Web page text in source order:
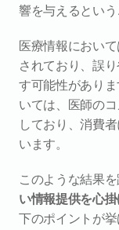
響を与えるという
医療情報におい
されており、誤
す可能性があり
いては、医師の
しており、消費
います。
このような結果を
い情報提供を心
下のポイントが挙